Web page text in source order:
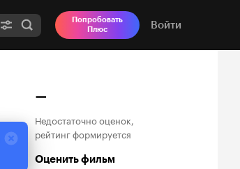
Попробовать
Плюс
Войти
–
Недостаточно оценок,
рейтинг формируется
Оценить фильм